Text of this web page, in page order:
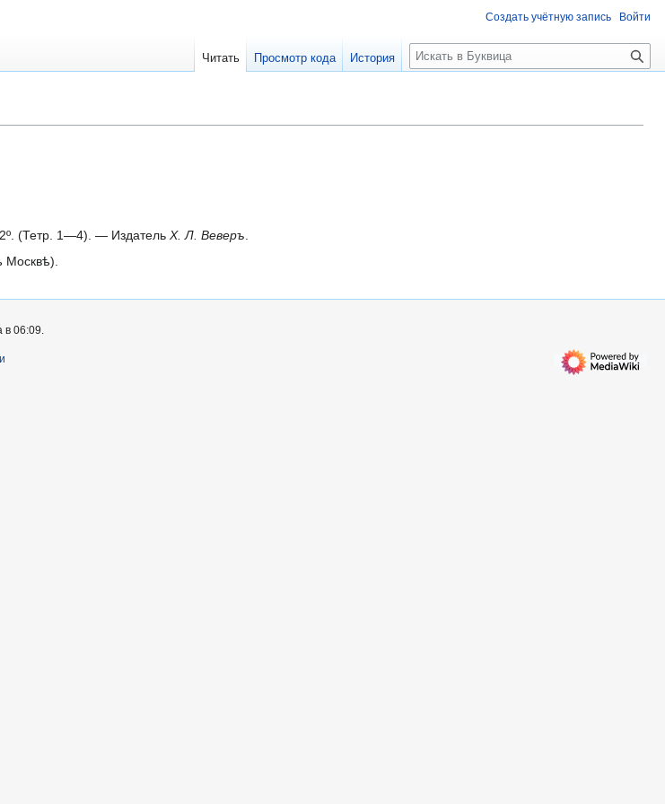
(Тетр. 1—4). — Издатель Х. Л. Веверъ
Москвѣ).
Создать учётную запись Войти
Читать Просмотр кода История
П
о
к
06:09.